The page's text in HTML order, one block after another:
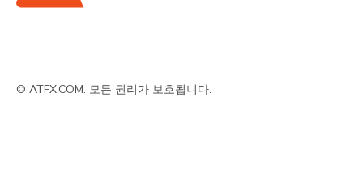
© ATFX.COM. 모든 권리가 보호됩니다.